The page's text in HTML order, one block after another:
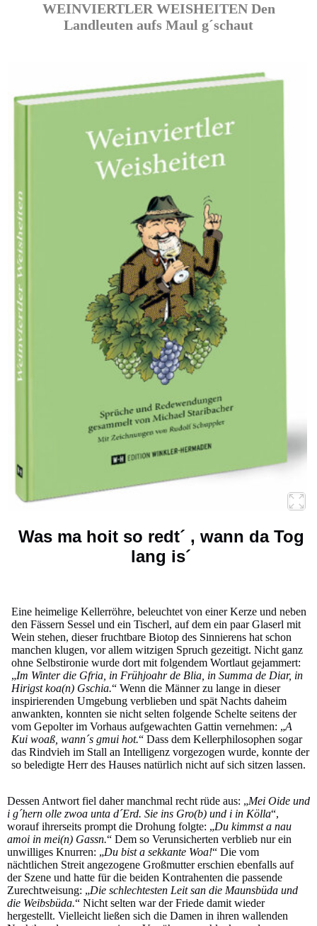
WEINVIERTLER WEISHEITEN Den
Landleuten aufs Maul g´schaut
Was ma hoit so redt´ , wann da Tog
lang is´
Eine heimelige Kellerröhre, beleuchtet von einer Kerze und neben
den Fässern Sessel und ein Tischerl, auf dem ein paar Glaserl mit
Wein stehen, dieser fruchtbare Biotop des Sinnierens hat schon
manchen klugen, vor allem witzigen Spruch gezeitigt. Nicht ganz
ohne Selbstironie wurde dort mit folgendem Wortlaut gejammert:
„Im Winter die Gfria, in Frühjoahr de Blia, in Summa de Diar, in
Hirigst koa(n) Gschia.“ Wenn die Männer zu lange in dieser
inspirierenden Umgebung verblieben und spät Nachts daheim
anwankten, konnten sie nicht selten folgende Schelte seitens der
vom Gepolter im Vorhaus aufgewachten Gattin vernehmen: „A
Kui woaß, wann´s gmui hot.“ Dass dem Kellerphilosophen sogar
das Rindvieh im Stall an Intelligenz vorgezogen wurde, konnte der
so beledigte Herr des Hauses natürlich nicht auf sich sitzen lassen.
Dessen Antwort fiel daher manchmal recht rüde aus: „Mei Oide und
i g´hern olle zwoa unta d´Erd. Sie ins Gro(b) und i in Kölla“,
worauf ihrerseits prompt die Drohung folgte: „Du kimmst a nau
amoi in mei(n) Gassn.“ Dem so Verunsicherten verblieb nur ein
unwilliges Knurren: „Du bist a sekkante Woa!“ Die vom
nächtlichen Streit angezogene Großmutter erschien ebenfalls auf
der Szene und hatte für die beiden Kontrahenten die passende
Zurechtweisung: „Die schlechtesten Leit san die Maunsbüda und
die Weibsbüda.“ Nicht selten war der Friede damit wieder
hergestellt. Vielleicht ließen sich die Damen in ihren wallenden